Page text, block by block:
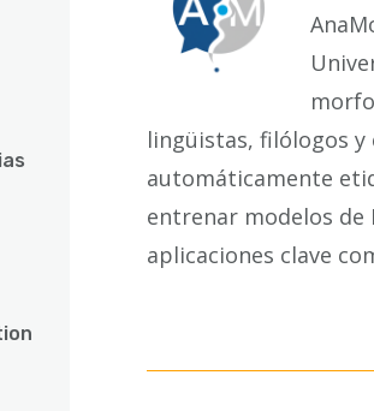
lingüistas, filólogos
automáticamente
entrenar modelos de
aplicaciones clave